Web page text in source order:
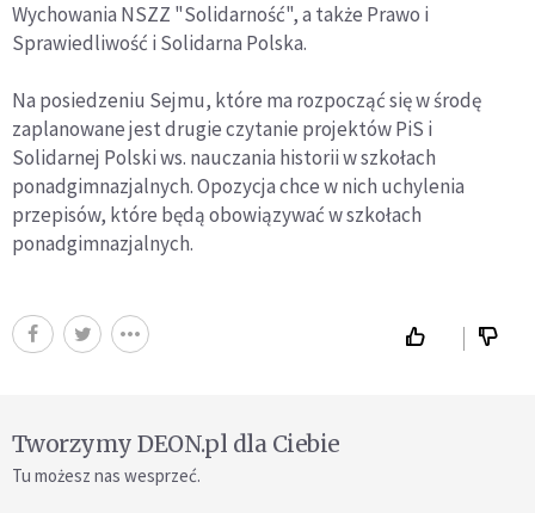
Wychowania NSZZ "Solidarność", a także Prawo i
Sprawiedliwość i Solidarna Polska.
Na posiedzeniu Sejmu, które ma rozpocząć się w środę
zaplanowane jest drugie czytanie projektów PiS i
Solidarnej Polski ws. nauczania historii w szkołach
ponadgimnazjalnych. Opozycja chce w nich uchylenia
przepisów, które będą obowiązywać w szkołach
ponadgimnazjalnych.
Tworzymy DEON.pl dla Ciebie
Tu możesz nas wesprzeć.